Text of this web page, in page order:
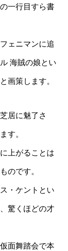
一行目すら書
ェニマンに追
海賊の娘とい
画策します。
居に魅了さ
す。
上がることは
のです。
・ケントとい
驚くほどの才
面舞踏会で本